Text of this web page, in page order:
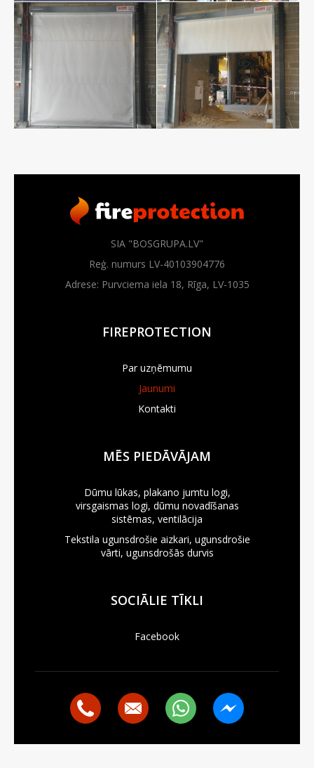
SIA "BOSGRUPA.LV"
Reģ. numurs LV-40103904776
Adrese: Purvciema iela 18, Rīga, LV-1035
FIREPROTECTION
Par uzņēmumu
Jaunumi
Kontakti
MĒS PIEDĀVĀJAM
Dūmu lūkas, plakano jumtu logi,
virsgaismas logi, dūmu novadīšanas
sistēmas, ventilācija
Tekstila ugunsdrošie aizkari, ugunsdrošie
vārti, ugunsdrošās durvis
SOCIĀLIE TĪKLI
Facebook